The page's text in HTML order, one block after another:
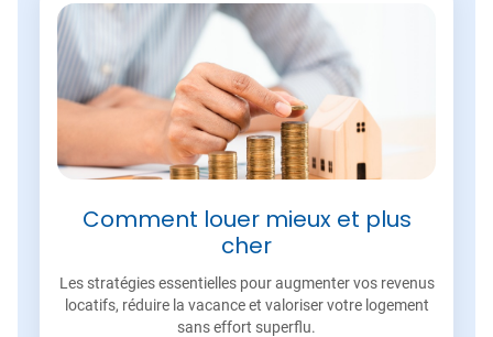
Comment louer mieux et plus
cher
Les stratégies essentielles pour augmenter vos revenus
locatifs, réduire la vacance et valoriser votre logement
sans effort superflu.